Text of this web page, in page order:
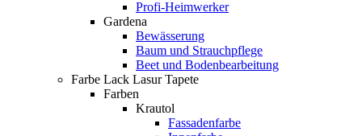
Profi-Heimwerker
Gardena
Bewässerung
Baum und Strauchpflege
Beet und Bodenbearbeitung
Farbe Lack Lasur Tapete
Farben
Krautol
Fassadenfarbe